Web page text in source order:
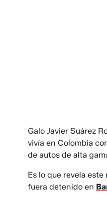
Galo Javier Suárez
vivía en Colombia
de autos de alta
Es lo que revela
fuera detenido en